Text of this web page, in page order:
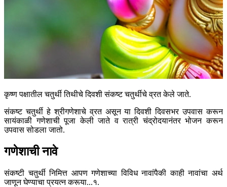
कृष्ण पक्षातील चतुर्थी तिथीचे दिवशी संकष्ट चतुर्थीचे व्रत केले जाते.
संकष्ट चतुर्थी हे श्रीगणेशाचे व्रत असून या दिवशी दिवसभर उपवास करून
सायंकाळी गणेशाची पूजा केली जाते व रात्री चंद्रोदयानंतर भोजन करून
उपवास सोडला जातो.
गणेशाची नावे
संकष्टी चतुर्थी निमित्त आपण गणेशाच्या विविध नावांपैकी काही नावांचा अर्थ
जाणून घेण्याचा प्रयत्न करूया...१.